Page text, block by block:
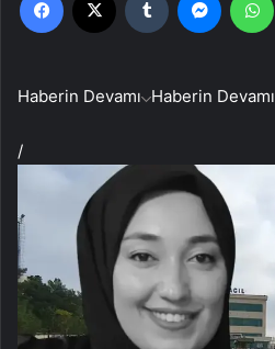
Haberin Devamı Haberin Devamı
/